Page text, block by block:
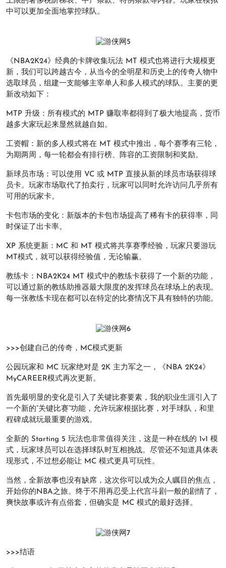
中可以更加全面地掌控球队。
《NBA2K24》经典的卡牌收集玩法 MT 模式也将进行大规模更
新，我们可以跨越古今，从当今的全明星和历史上的传奇人物中
选取球员，组建一支能够主宰单人和多人模式的球队。主要的更
新改动如下：
MTP 升级：所有模式的 MTP 赚取率都得到了极大地提高，货币
越多大家玩起来显然就越自如。
工资帽：新的多人模式将在 MT 模式中推出，每个赛季有三轮，
为期两周，每一轮都会有排行榜、阵容的工资限制和奖励。
新球员市场：可以使用 VC 或 MTP 直接从新的球员市场获得球
员卡。玩家市场取代了拍卖行，玩家可以同时允许访问几乎所有
可用的玩家卡。
卡包市场的变化：新版本的卡包市场提高了稀有卡的获得率，同
时保证了出卡率。
XP 系统更新：MC 和 MT 模式将共享赛季经验，玩家只要游玩
MT模式，就可以获得经验值，无论输赢。
教练卡：NBA2K24 MT 模式中的教练卡获得了一个新的功能，
可以通过新的教练助推器最大限度的发挥球员在球场上的表现。
每一张教练卡现在都可以在特定的比赛情况下具有独特的功能。
>>>创建自己的传奇，MC模式更新
公园玩家和 MC 玩家绝对是 2K 主力军之一，《NBA 2K24》
MyCAREER模式再次更新。
首先最明显的变化是引入了关键比赛要素，我的职业生涯引入了
一个新的“关键比赛”功能，允许玩家根据比赛，对手球队，和里
程碑成就玩最重要的游戏。
全新的 Starting 5 玩法也非常值得关注，这是一种在线的 1v1 模
式，玩家球员可以在选择球队时互相挑战。尽管还不知道具体表
现形式，不过想必能让 MC 模式更具可玩性。
当然，全新故事也没有缺席，这次你可以成为众人瞩目的焦点，
开始你的NBA之旅。终于不用再忍受上代宫斗剧一般的剧情了，
爽快故事或许有点俗套，但确实是 MC 模式的最好选择。
>>>结语